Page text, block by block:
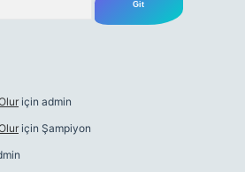
için admin
için Şampiyon